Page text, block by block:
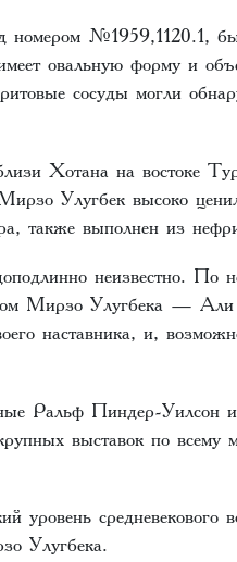
номером №1959,1120.1,
овальную форму и
сосуды могли
Хотана на востоке
Улугбек высоко
также выполнен из
неизвестно. По
Мирзо Улугбека —
наставника, и,
Ральф Пиндер-Уилсон
выставок по всему
средневекового
Улугбека.